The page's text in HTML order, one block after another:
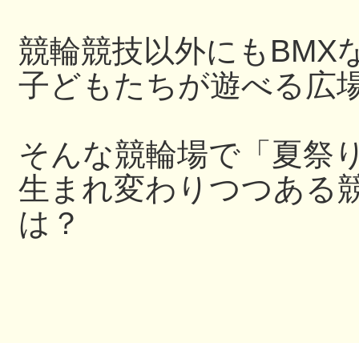
競輪競技以外にもBMX
子どもたちが遊べる広
そんな競輪場で「夏祭
生まれ変わりつつある
は？